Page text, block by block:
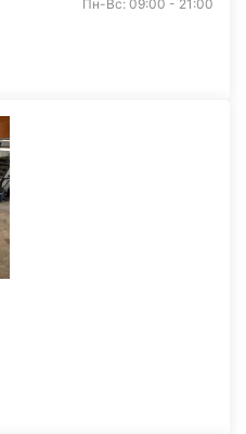
Пн-Вс: 09:00 - 21:00